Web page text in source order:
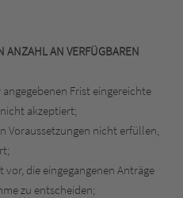
ANZAHL AN VERFÜGBAREN
Frist eingereichte
akzeptiert;
Voraussetzungen nicht erfüllen,
vor, die eingegangenen Anträge
zu entscheiden;